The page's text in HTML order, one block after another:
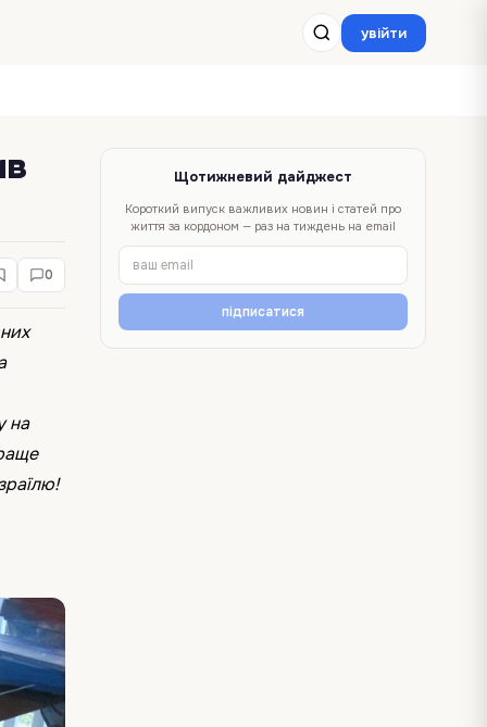
увійти
0
на
Щотижневий дайджест
Короткий випуск важливих новин і статей про
життя за кордоном — раз на тиждень на email
підписатися